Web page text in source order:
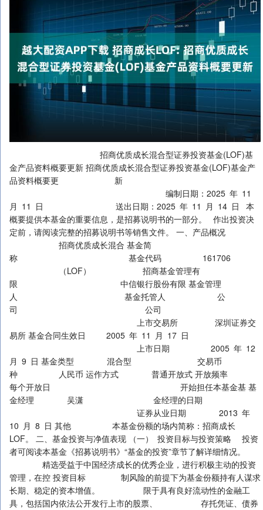
招商优质成长混合型证券投资基金(LOF)基
金产品资料概要更新 招商优质成长混合型证券投资基金(LOF)基金产
品资料概要更 新
编制日期：2025 年 11
月 11 日 送出日期：2025 年 11 月 14 日 本
概要提供本基金的重要信息，是招募说明书的一部分。 作出投资决
定前，请阅读完整的招募说明书等销售文件。 一、产品概况
招商优质成长混合 基金简
称 基金代码 161706
（LOF） 招商基金管理有
限 中信银行股份有限 基金管理
人 基金托管人 公
司 公司
上市交易所 深圳证券交
易所 基金合同生效日 2005 年 11 月 17 日
上市日期 2005 年 12
月 9 日 基金类型 混合型 交易币
种 人民币 运作方式 普通开放式 开放频率
每个开放日 开始担任本基金基 基
金经理 吴潇 金经理的日期
证券从业日期 2013 年
10 月 8 日 其他 本基金份额的场内简称：招商成长
LOF。 二、基金投资与净值表现 （一） 投资目标与投资策略 投资
者可阅读本基金《招募说明书》“基金的投资”章节了解详细情况。
精选受益于中国经济成长的优秀企业，进行积极主动的投资
管理，在控 投资目标 制风险的前提下为基金份额持有人谋求
长期、稳定的资本增值。 限于具有良好流动性的金融工
具，包括国内依法公开发行上市的股票、 存托凭证、债券